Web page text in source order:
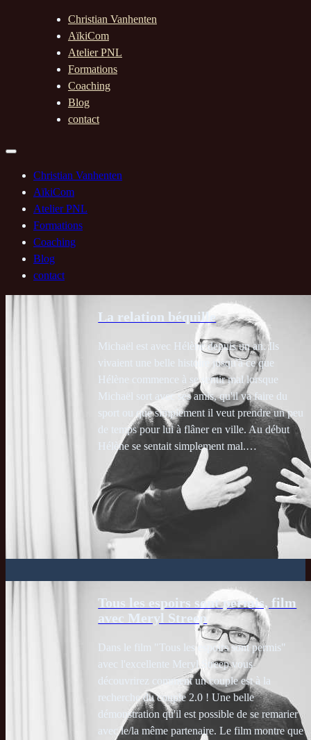
Christian Vanhenten
AïkiCom
Atelier PNL
Formations
Coaching
Blog
contact
Christian Vanhenten
AïkiCom
Atelier PNL
Formations
Coaching
Blog
contact
La relation béquille
Michaël est avec Hélène depuis un an. Ils
vivaient une belle histoire jusqu'à ce que
Hélène commence à se sentir mal lorsque
Michaël sort avec ses amis, qu'il va faire du
sport ou que simplement il veut prendre un peu
de temps pour lui à flâner en ville. Au début
Hélène se sentait simplement mal.…
Tous les espoirs sont permis, film
avec Meryl Streep
Dans le film "Tous les espoirs sont permis"
avec l'excellente Meryl Streep vous
découvrirez comment un couple est à la
recherche du couple 2.0 ! Une belle
démonstration qu'il est possible de se remarier
avec le/la même partenaire. Le film montre que